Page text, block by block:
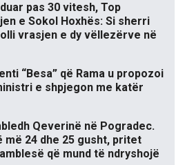
pas 30 vitesh, Top
e Sokol Hoxhës: Si sherri
vrasjen e dy vëllezërve në
“Besa” që Rama u propozoi
e shpjegon me katër
Qeverinë në Pogradec.
24 dhe 25 gusht, pritet
që mund të ndryshojë